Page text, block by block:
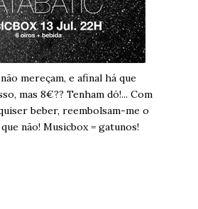
mereçam, e afinal há que
mas 8€?? Tenham dó!... Com
beber, reembolsam-me o
não! Musicbox = gatunos!